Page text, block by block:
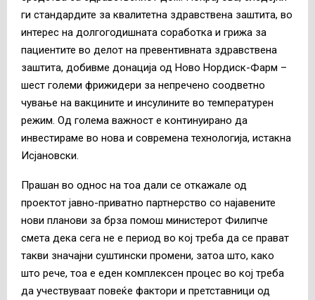
ги стандардите за квалитетна здравствена заштита, во
интерес на долгогодишната соработка и грижа за
пациентите во делот на превентивната здравствена
заштита, добивме донација од Ново Нордиск-Фарм –
шест големи фрижидери за непречено соодветно
чување на вакцините и инсулините во температурен
режим. Од голема важност е континуирано да
инвестираме во нова и современа технологија, истакна
Исјановски.
Прашан во однос на тоа дали се откажале од
проектот јавно-приватно партнерство со најавените
нови планови за брза помош министерот Филипче
смета дека сега не е период во кој треба да се прават
такви значајни суштински промени, затоа што, како
што рече, тоа е еден комплексен процес во кој треба
да учествуваат повеќе фактори и претставници од